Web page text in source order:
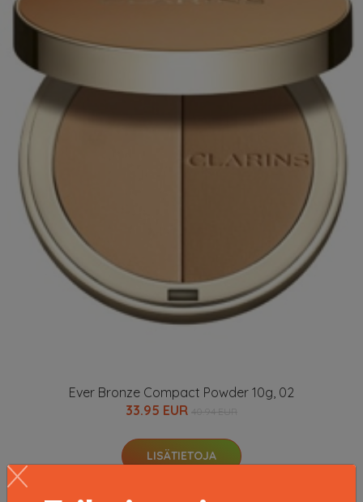
Ever Bronze Compact Powder 10g, 02
33.95 EUR
LISÄTIETOJA